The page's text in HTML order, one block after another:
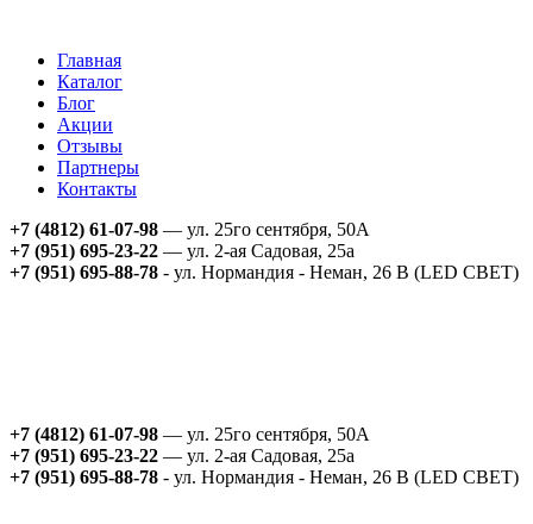
Главная
Каталог
Блог
Акции
Отзывы
Партнеры
Контакты
+7 (4812) 61-07-98 — ул. 25го сентября, 50А
+7 (951) 695-23-22 — ул. 2-ая Садовая, 25а
+7 (951) 695-88-78 - ул. Нормандия - Неман, 26 В (LED СВЕТ)
+7 (4812) 61-07-98 — ул. 25го сентября, 50А
+7 (951) 695-23-22 — ул. 2-ая Садовая, 25а
+7 (951) 695-88-78 - ул. Нормандия - Неман, 26 В (LED СВЕТ)